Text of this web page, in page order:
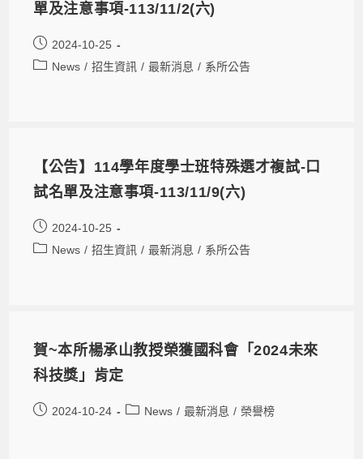
單及注意事項-113/11/2(六)
2024-10-25
News / 招生資訊 / 最新消息 / 系所公告
【公告】114學年度學士班特殊選才複試-口
試名單及注意事項-113/11/9(六)
2024-10-25
News / 招生資訊 / 最新消息 / 系所公告
賀~本所楊承山教授榮獲國科會「2024未來
科技獎」肯定
2024-10-24 News / 最新消息 / 榮譽榜